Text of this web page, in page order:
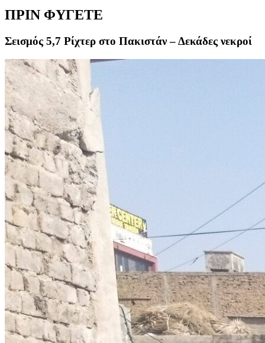
ΠΡΙΝ ΦΥΓΕΤΕ
Σεισμός 5,7 Ρίχτερ στο Πακιστάν – Δεκάδες νεκροί